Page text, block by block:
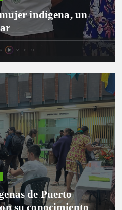
indígena, un
de Puerto
su conocimiento